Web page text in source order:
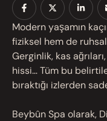
Modern yaşamın
fiziksel hem de ruhsal
Gerginlik, kas
hissi… Tüm bu
bıraktığı izlerden
Beybûn Spa olarak,